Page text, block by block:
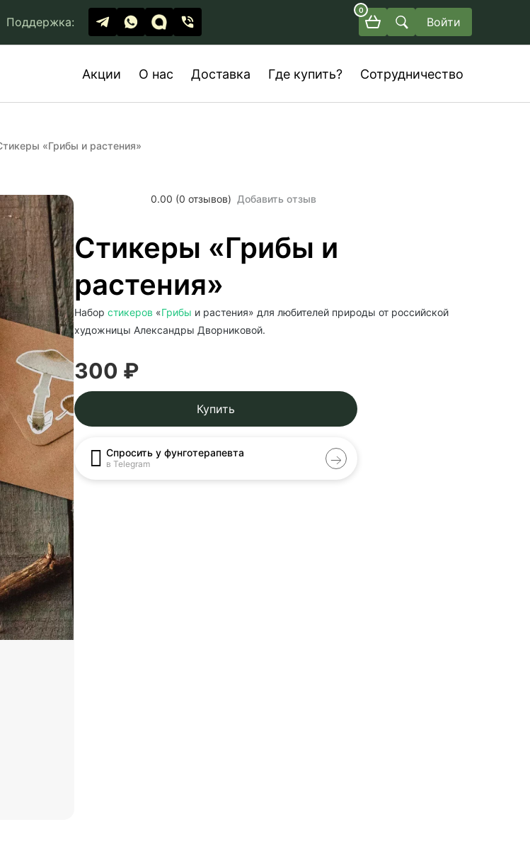
Поддержка:
0
Войти
Акции О нас Доставка Где купить? Сотрудничество
«Грибы и растения»
0.00 (0 отзывов) Добавить отзыв
Стикеры «Грибы и
растения»
Набор стикеров «Грибы и растения» для любителей природы от российской
художницы Александры Дворниковой.
300 ₽
Купить
Спросить у фунготерапевта
в Telegram